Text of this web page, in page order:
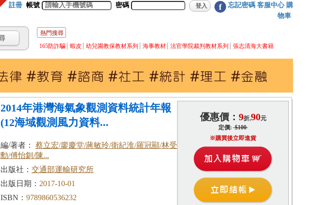
註冊 帳號 密碼 f 忘記密碼 客服中心 購
物車
熱門搜尋
165防詐騙
蝦皮 幼兒園教保教材系列 海事教材 法官學院裁判教材系列 張志清海大書籍
2014年港灣海氣象觀測資料統計年報
(12海域觀測風力資料...
編/著者： 蔡立宏/廖慶堂/蔣敏玲/衛紀淮/羅冠顯/林受
勳/傅怡釧/陳...
出版社： 交通部運輸研究所
出版日期： 2017-10-01
ISBN： 9789860536232
優惠價： 9折,90元
定價:$100
※購買後立即進貨